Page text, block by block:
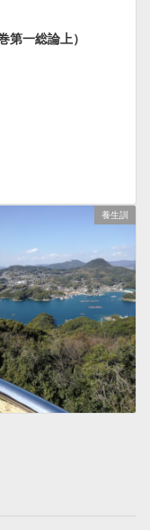
第一総論上）
養生訓